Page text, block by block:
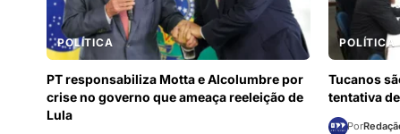
POLÍTICA
PT responsabiliza Motta e Alcolumbre por
crise no governo que ameaça reeleição de
Lula
POLÍTICA
Tucanos
tentativa
Por